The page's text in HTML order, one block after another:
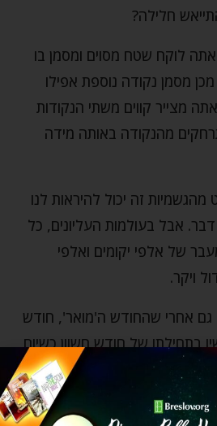
חלילה?
לוקח שטח מסוים ומסמן בו
מסמן נקודה נוספת אפילו
מצייר קווים משתי הנקודות
מהנקודה באותה מידה
זה יכול להיראות לנו
אבל בעולמות העליונים, כל
של אלפי יקומים ואלפי
ויקר.
גם אחרי שהחודש ה'מואר', חודש
בתחילתו של חודש חשוון כשיום
פחות אור וכולם מתכנסים
הזמן להתכנס בתוכנו, לקחת את
תשרי ולהאיר את עצמנו בפנים